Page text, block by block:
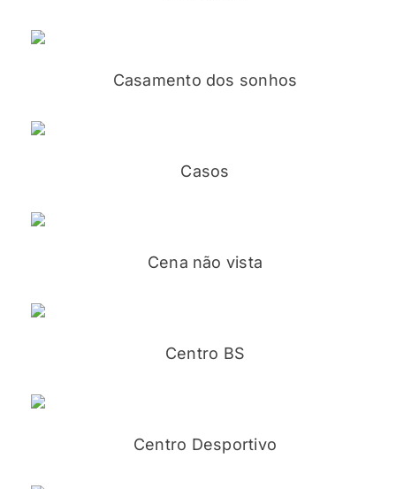
Casamento dos sonhos
Casos
Cena não vista
Centro BS
Centro Desportivo